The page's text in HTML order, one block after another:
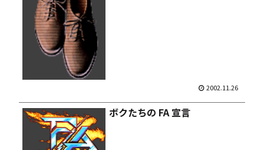
2002.11.26
ボクたちの FA 宣言